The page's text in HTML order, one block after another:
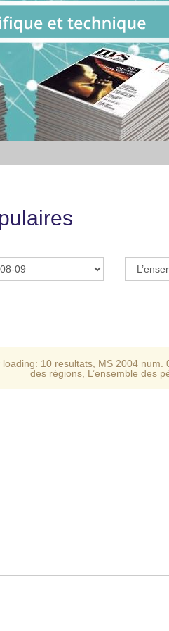
loading: 10 resultats MS 2004 num.
des régions L’ensemble des